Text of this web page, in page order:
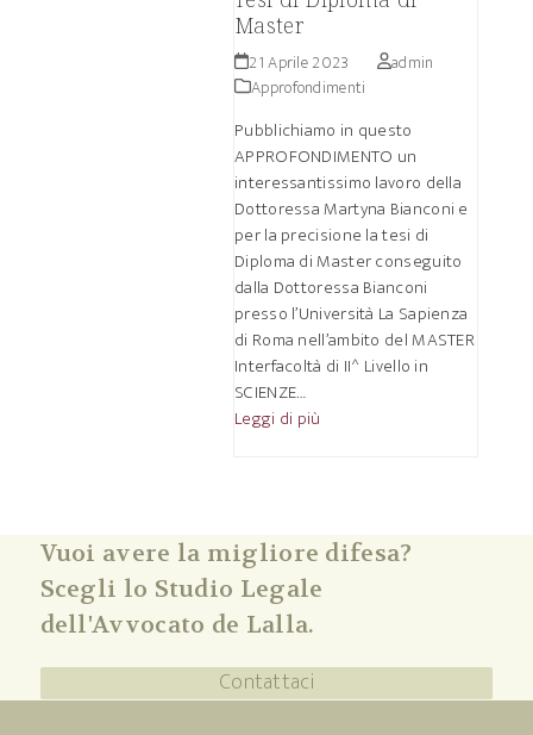
Master
21 Aprile 2023
admin
Approfondimenti
Pubblichiamo in questo
APPROFONDIMENTO un
interessantissimo lavoro della
Dottoressa Martyna Bianconi e
per la precisione la tesi di
Diploma di Master conseguito
dalla Dottoressa Bianconi
presso l’Università La Sapienza
di Roma nell’ambito del MASTER
Interfacoltà di II^ Livello in
SCIENZE…
Leggi di più
Vuoi avere la migliore difesa?
Scegli lo Studio Legale
dell'Avvocato de Lalla.
Contattaci